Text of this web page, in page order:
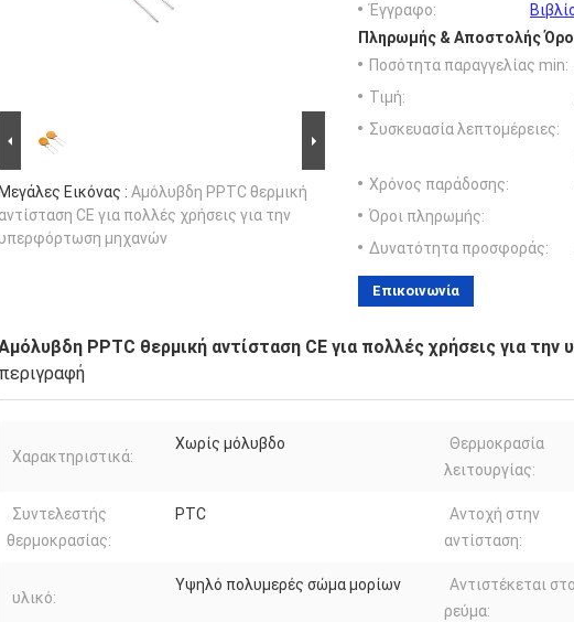
Μεγάλες Εικόνας : Αμόλυβδη PPTC θερμική
αντίσταση CE για πολλές χρήσεις για την
υπερφόρτωση μηχανών
Έγγραφο:
Πληρωμής & Αποστολής
Ποσότητα παραγγελίας min:
Τιμή:
Συσκευασία λεπτομέρειες:
Χρόνος παράδοσης:
Όροι πληρωμής:
Δυνατότητα προσφοράς:
Επικοινωνία
PPTC θερμική αντίσταση CE για πολλές χρήσεις για
περιγραφή
Χαρακτηριστικά:
Χωρίς μόλυβδο
Θερμοκρασία
λειτουργίας:
Συντελεστής
θερμοκρασίας:
PTC
Αντοχή στην
αντίσταση:
υλικό:
Υψηλό πολυμερές σώμα μορίων
Αντιστέκεται στο
ρεύμα: